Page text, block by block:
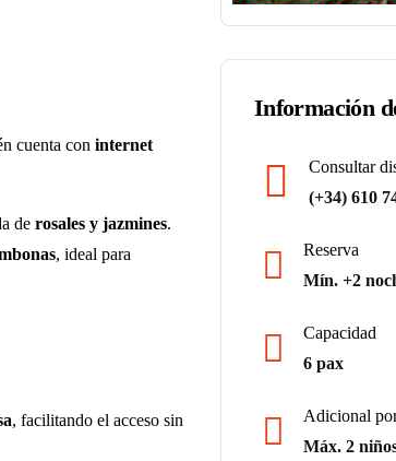
cuenta con internet
de rosales y jazmines.
, ideal para
, facilitando el acceso sin
Información
Consultar
(+34) 610
Reserva
Mín. +2
Capacidad
6 pax
Adicional
Máx. 2